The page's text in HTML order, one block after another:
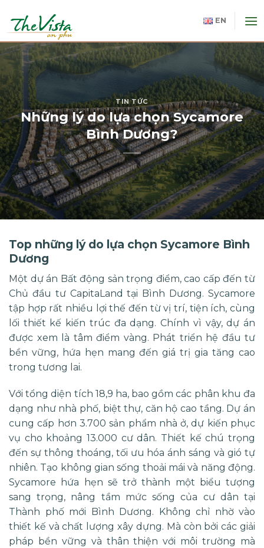
content
EN
TIN TỨC
Những lý do lựa chọn Sycamore
Bình Dương?
Top những lý do lựa chọn Sycamore Bình
Dương
Một dự án Bất động sản trọng điểm, cao cấp đến từ
Chủ đầu tư CapitaLand tại Bình Dương. Sycamore
tập hợp rất nhiều lợi thế đến từ vị trí, tiện ích, cùng
lối thiết kế kiến trúc đa dạng. Chính vì vậy, dự án
được xem là tâm điểm vàng. Phát triển hệ đầu tư
bền vững, hứa hẹn mang đến giá trị gia tăng cao
trong tương lai.
Với tổng diện tích 18,9 ha, bao gồm các phân khu đa
dạng như nhà phố, biệt thự, căn hộ cao tầng. Dự án
cung cấp hơn 3.700 sản phẩm nhà ở, dự kiến phục
vụ cho khoảng 13.000 cư dân. Thiết kế chú trọng
đến sự thông thoáng, tối ưu hóa ánh sáng và gió tự
nhiên. Tạo không gian sống thoải mái và năng động​.
Sycamore hứa hẹn sẽ trở thành một biểu tượng
sang trọng, nâng tầm mức sống của cư dân tại
Thành phố mới Bình Dương. Không chỉ nhờ vào
thiết kế và chất lượng xây dựng. Mà còn bởi các giải
pháp bền vững và thân thiện với môi trường mà